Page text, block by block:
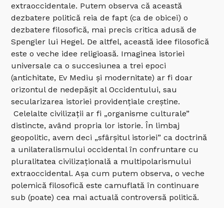
extraoccidentale. Putem observa că această
dezbatere politică reia de fapt (ca de obicei) o
dezbatere filosofică, mai precis critica adusă de
Spengler lui Hegel. De altfel, această idee filosofică
este o veche idee religioasă. Imaginea istoriei
universale ca o succesiunea a trei epoci
(antichitate, Ev Mediu și modernitate) ar fi doar
orizontul de nedepășit al Occidentului, sau
secularizarea istoriei providențiale creștine.
Celelalte civilizații ar fi „organisme culturale”
distincte, având propria lor istorie. În limbaj
geopolitic, avem deci „sfârșitul istoriei” ca doctrină
a unilateralismului occidental în confruntare cu
pluralitatea civilizațională a multipolarismului
extraoccidental. Așa cum putem observa, o veche
polemică filosofică este camuflată în continuare
sub (poate) cea mai actuală controversă politică.